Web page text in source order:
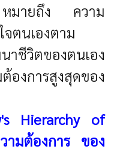
มายถึง ความ
จตนเองตาม
ชีวิตของตนเอง
งการสูงสุดของ
Hierarchy of
มต้องการ ของ